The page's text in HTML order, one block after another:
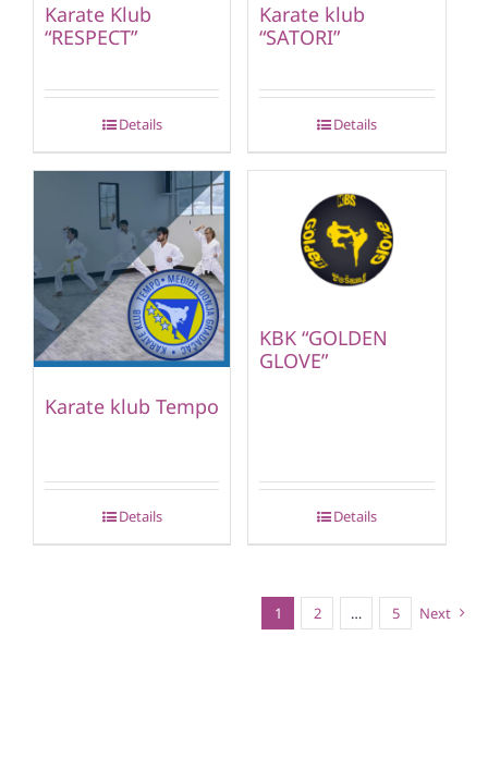
Karate Klub
“RESPECT”
Details
Karate klub
“SATORI”
Details
Karate klub Tempo
Details
KBK “GOLDEN
GLOVE”
Details
1 2 … 5 Next